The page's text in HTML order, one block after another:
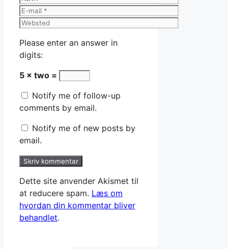
E-
mail
Websted
Please enter an answer in
digits:
5 × two =
Notify me of follow-up
comments by email.
Notify me of new posts by
email.
Dette site anvender Akismet til
at reducere spam. Læs om
hvordan din kommentar bliver
behandlet.